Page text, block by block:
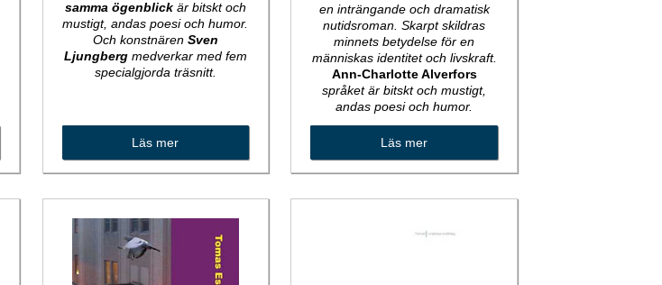
samma ögenblickär bitskt och
mustigt, andas poesi och humor.
Och konstnären Sven
Ljungbergmedverkar med fem
specialgjorda träsnitt.
Läs mer
en inträngande och dramatisk
nutidsroman. Skarpt skildras
minnets betydelse för en
människas identitet och livskraft.
Ann-Charlotte Alverfors
språket är bitskt och mustigt,
andas poesi och humor.
Läs mer